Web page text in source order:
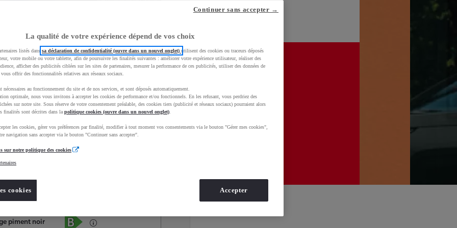
Services Concession
Occasions
piment noir
La qualité de votre expérience dépend de vos choix
listés dans sa déclaration de confidentialité (ouvre dans un nouvel onglet) utilisent des cookies ou traceurs déposés
votre mobile ou votre tablette, afin de poursuivre les finalités suivantes : améliorer votre expérience utilisateur, réaliser des
afficher des publicités ciblées sur les sites de partenaires, mesurer la performance de ces publicités, utiliser des données de
offrir des fonctionnalités relatives aux réseaux sociaux.
nécessaires au fonctionnement du site et de nos services, et sont déposés automatiquement.
optimale, nous vous invitons à accepter les cookies de performance et/ou fonctionnels. En les refusant, vous perdriez des
sur notre site. Sous réserve de votre consentement préalable, des cookies tiers (publicité et réseaux sociaux) pourraient alors
finalités sont décrites dans la politique cookies (ouvre dans un nouvel onglet)
les cookies, gérer vos préférences par finalité, modifier à tout moment vos consentements via le bouton "Gérer mes cookies",
navigation sans accepter via le bouton "Continuer sans accepter".
sur notre politique des cookies
cookies
Continuer sans accepter →
Accepter